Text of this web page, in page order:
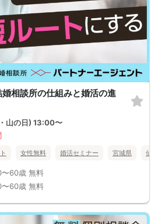
婚相談所の仕組みと婚活の進
山の日) 13:00〜
女性無料 婚活セミナー 宮城県 仙
〜60歳 無料
〜60歳 無料